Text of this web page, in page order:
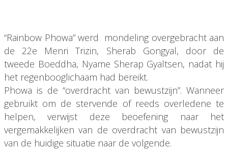
“Rainbow Phowa” werd mondeling overgebracht aan
de 22e Menri Trizin, Sherab Gongyal, door de
tweede Boeddha, Nyame Sherap Gyaltsen, nadat hij
het regenbooglichaam had bereikt.
Phowa is de “overdracht van bewustzijn”. Wanneer
gebruikt om de stervende of reeds overledene te
helpen, verwijst deze beoefening naar het
vergemakkelijken van de overdracht van bewustzijn
van de huidige situatie naar de volgende.